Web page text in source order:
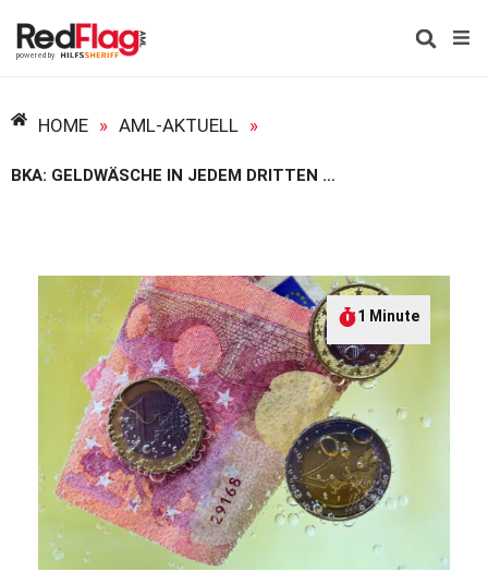
HOME » AML-AKTUELL »
BKA: GELDWÄSCHE IN JEDEM DRITTEN OK-VERFAHREN
1 Minute